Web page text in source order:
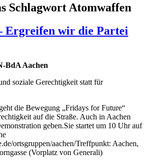
Schlagwort Atomwaffen
Ergreifen wir die Partei
BdA Aachen
soziale Gerechtigkeit statt für
die Bewegung „Fridays for Future“
auf die Straße. Auch in Aachen
geben.Sie startet um 10 Uhr auf
ortsgruppen/aachen/Treffpunkt: Aachen,
(Vorplatz von Generali)